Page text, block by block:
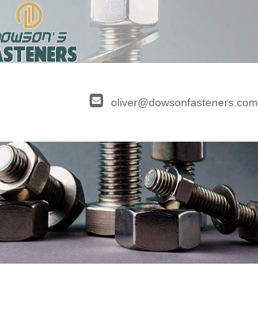
oliver@dowsonfasteners.com